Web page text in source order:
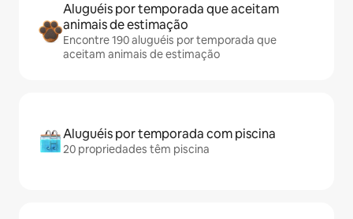
Aluguéis por temporada que aceitam
animais de estimação
Encontre 190 aluguéis por temporada que
aceitam animais de estimação
Aluguéis por temporada com piscina
20 propriedades têm piscina